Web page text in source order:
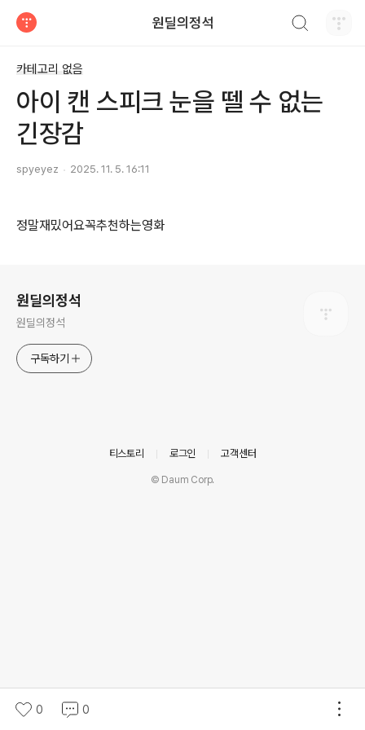
원딜의정석
카테고리 없음
아이 캔 스피크 눈을 뗄 수 없는
긴장감
spyeyez 2025. 11. 5. 16:11
정말재밌어요꼭추천하는영화
원딜의정석
원딜의정석
구독하기
0 0
티스토리 로그인 고객센터
© Daum Corp.